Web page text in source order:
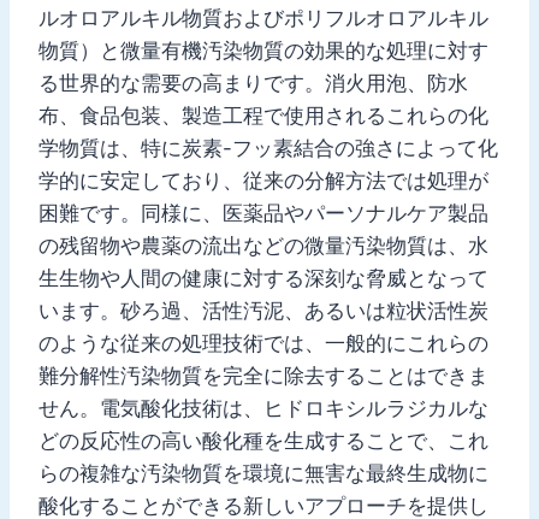
ルオロアルキル物質およびポリフルオロアルキル
物質）と微量有機汚染物質の効果的な処理に対す
る世界的な需要の高まりです。消火用泡、防水
布、食品包装、製造工程で使用されるこれらの化
学物質は、特に炭素-フッ素結合の強さによって化
学的に安定しており、従来の分解方法では処理が
困難です。同様に、医薬品やパーソナルケア製品
の残留物や農薬の流出などの微量汚染物質は、水
生生物や人間の健康に対する深刻な脅威となって
います。砂ろ過、活性汚泥、あるいは粒状活性炭
のような従来の処理技術では、一般的にこれらの
難分解性汚染物質を完全に除去することはできま
せん。電気酸化技術は、ヒドロキシルラジカルな
どの反応性の高い酸化種を生成することで、これ
らの複雑な汚染物質を環境に無害な最終生成物に
酸化することができる新しいアプローチを提供し